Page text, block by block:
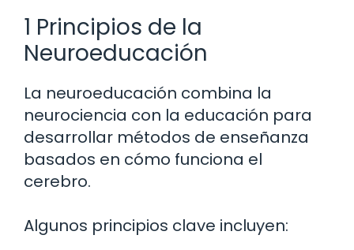
1 Principios de la
Neuroeducación
La neuroeducación combina la
neurociencia con la educación para
desarrollar métodos de enseñanza
basados en cómo funciona el
cerebro.
Algunos principios clave incluyen: